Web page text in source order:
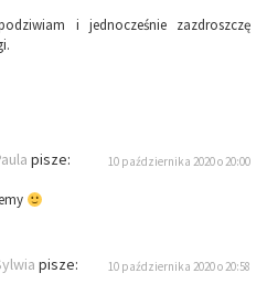
i jednocześnie zazdroszczę
pisze: 10 października 2020 o 20:00
pisze: 10 października 2020 o 20:58